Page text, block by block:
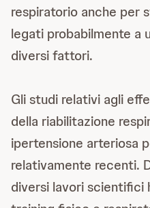
respiratorio anche per
legati probabilmente a
diversi fattori.
Gli studi relativi agli
della riabilitazione
ipertensione arteriosa
relativamente recenti.
diversi lavori scientifici